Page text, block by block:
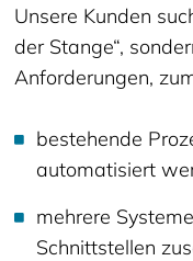
Unsere Kunden
der Stange“,
Anforderungen,
bestehende
automatisiert
mehrere
Schnittstellen